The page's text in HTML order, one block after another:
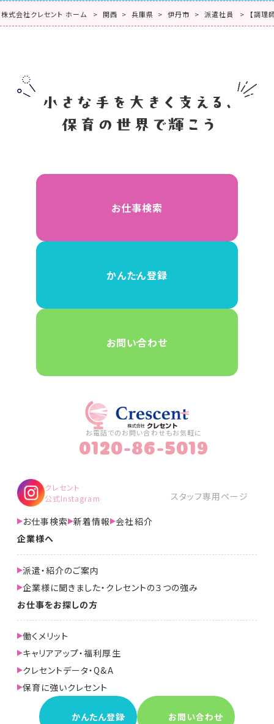
株式会社クレセント ホーム 関西 兵庫県 伊丹市 派遣社員 【調
お仕事検索
かんたん登録
お問い合わせ
お電話でのお問い合わせもお気軽に
0120-86-5019
クレセント
公式Instagram
スタッフ専用ページ
お仕事検索 新着情報 会社紹介
企業様へ
派遣・紹介のご案内
企業様に聞きました・クレセントの３つの強み
お仕事をお探しの方
働くメリット
キャリアアップ・福利厚生
クレセントデータ・Q&A
保育に強いクレセント
かんたん登録 お問い合わせ